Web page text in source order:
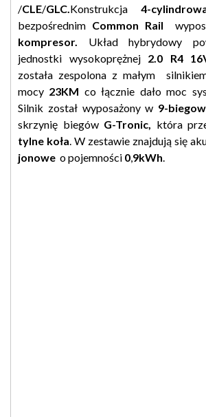
/CLE/GLC.Konstrukcja 4-
bezpośrednim Common Rail
kompresor. Układ hybrydowy
jednostki wysokoprężnej 2.0 R4
została zespolona z małym
mocy 23KM co łącznie dało moc
Silnik został wyposażony w 9-
skrzynię biegówG-Tronic, która
tylne koła. W zestawie znajdują się
jonowe o pojemności 0,9kWh.